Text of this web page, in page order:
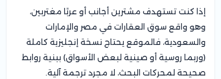
إذا كنت تستهدف مشترين أجانب أو عربًا مغتربين،
وهو واقع سوق العقارات في مصر والإمارات
والسعودية، فالموقع يحتاج نسخة إنجليزية كاملة
(وربما روسية أو صينية لبعض الأسواق) ببنية روابط
صحيحة لمحركات البحث، لا مجرد ترجمة آلية.